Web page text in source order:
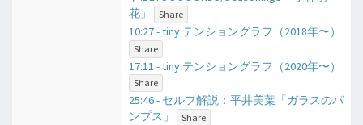
花」
Share
10:27 - tiny テンショングラフ（2018年〜）
Share
17:11 - tiny テンショングラフ（2020年〜）
Share
25:46 - セルフ解説：平井美葉「ガラスのパ
ンプス」
Share